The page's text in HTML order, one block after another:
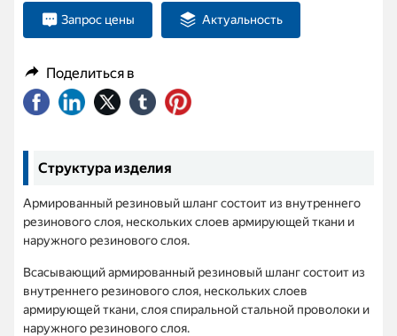
Запрос цены Актуальность
Поделиться в
Структура изделия
Армированный резиновый шланг состоит из внутреннего
резинового слоя, нескольких слоев армирующей ткани и
наружного резинового слоя.
Всасывающий армированный резиновый шланг состоит из
внутреннего резинового слоя, нескольких слоев
армирующей ткани, слоя спиральной стальной проволоки и
наружного резинового слоя.